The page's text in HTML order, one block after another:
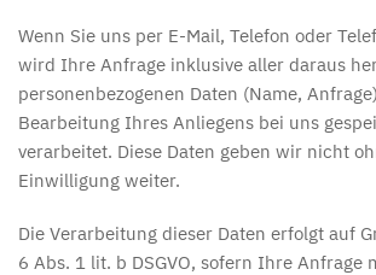
Wenn Sie uns per E-Mail, Telefon oder
wird Ihre Anfrage inklusive aller daraus
personenbezogenen Daten (Name,
Bearbeitung Ihres Anliegens bei uns
verarbeitet. Diese Daten geben wir nicht
Einwilligung weiter.
Die Verarbeitung dieser Daten erfolgt auf
6 Abs. 1 lit. b DSGVO, sofern Ihre Anfrage